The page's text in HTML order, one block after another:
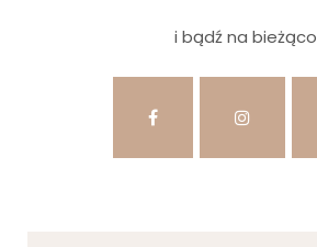
i bądź na bieżąco